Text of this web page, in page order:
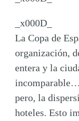
_x000D_
La Copa de
organización,
entera y la
pero, la
hoteles. Esto